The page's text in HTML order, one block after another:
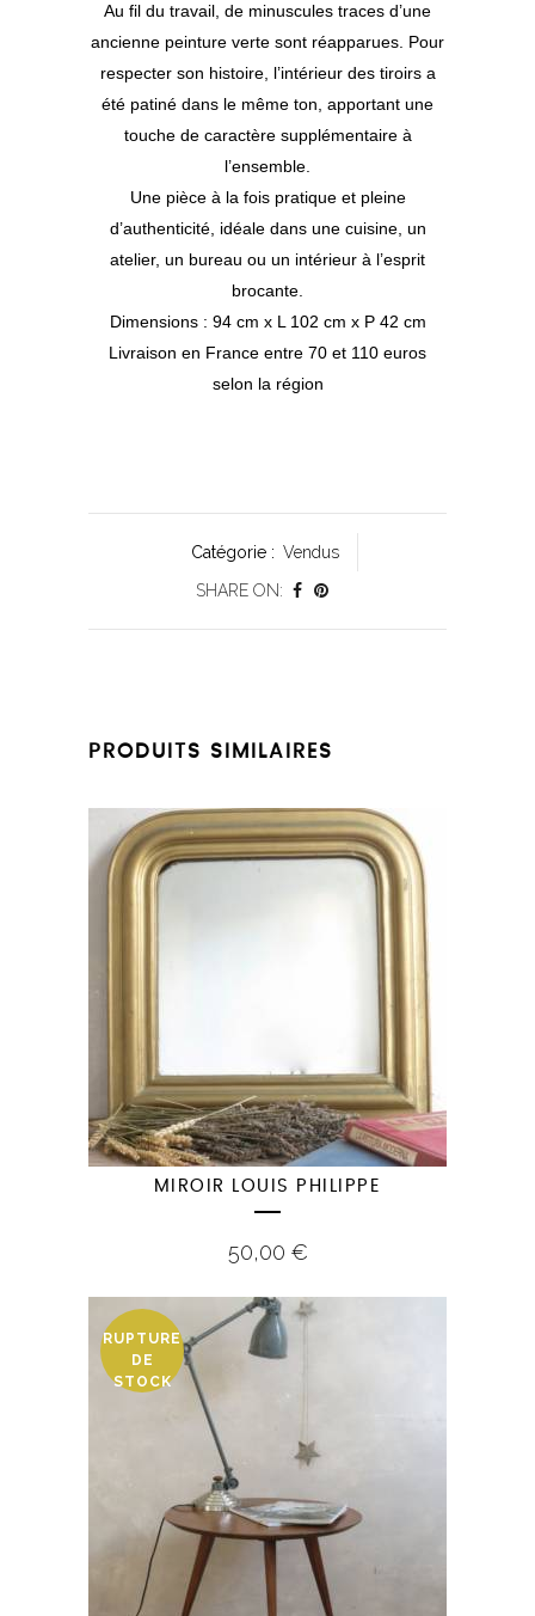
Au fil du travail, de minuscules traces d’une
ancienne peinture verte sont réapparues. Pour
respecter son histoire, l’intérieur des tiroirs a
été patiné dans le même ton, apportant une
touche de caractère supplémentaire à
l’ensemble.
Une pièce à la fois pratique et pleine
d’authenticité, idéale dans une cuisine, un
atelier, un bureau ou un intérieur à l’esprit
brocante.
Dimensions : 94 cm x L 102 cm x P 42 cm
Livraison en France entre 70 et 110 euros
selon la région
Catégorie : Vendus
SHARE ON:
PRODUITS SIMILAIRES
MIROIR LOUIS PHILIPPE
50,00 €
RUPTURE
DE
STOCK